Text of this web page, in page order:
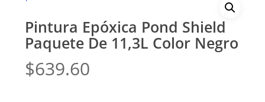
Pintura Epóxica Pond Shield
Paquete De 11,3L Color Negro
$639.60